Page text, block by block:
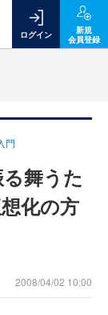
ログイン
新規
会員登録
門
舞うた
化の方
2008/04/02 10:00